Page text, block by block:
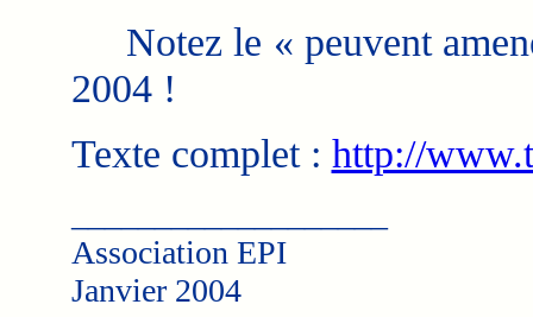
Notez le « peuvent
2004 !
Texte complet : http://
Association EPI
Janvier 2004